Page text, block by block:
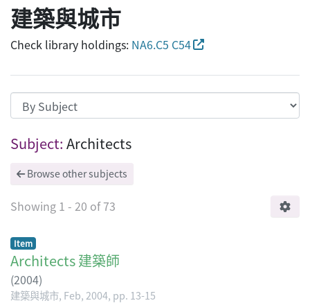
Architecture Library
建築與城市
Check library holdings: NA6.C5 C54
Browsing 建築與城市 by Subject
Subject: Architects
Browse other subjects
Showing 1 - 20 of 73
Item
Architects 建築師
(2004)
建築與城市, Feb, 2004, pp. 13-15